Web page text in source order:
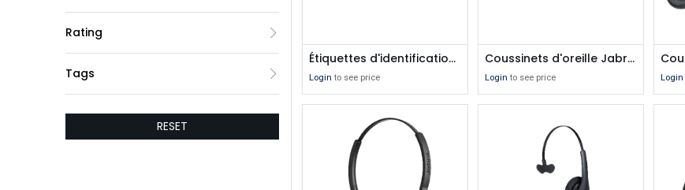
Rating
Tags
RESET
Étiquettes d'identification Jabra Engage pour micro-casque filaire, 10 pièces
Login to see price
Coussinets d'oreille Jabra Engage 50
Login to see price Login